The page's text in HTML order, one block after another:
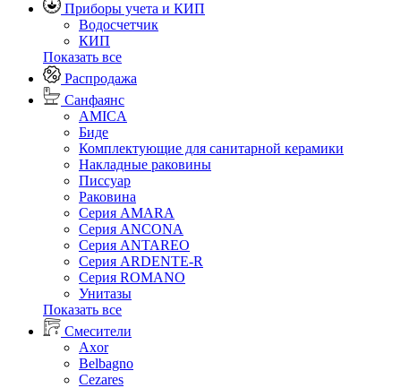
Приборы учета и КИП
Водосчетчик
КИП
Показать все
Распродажа
Санфаянс
AMICA
Биде
Комплектующие для санитарной керамики
Накладные раковины
Писсуар
Раковина
Серия AMARA
Серия ANCONA
Серия ANTAREO
Серия ARDENTE-R
Серия ROMANO
Унитазы
Показать все
Смесители
Axor
Belbagno
Cezares